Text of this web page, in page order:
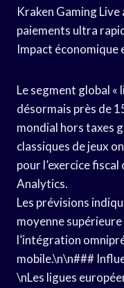
Kraken Gaming
paiements ultra
Impact économique
Le segment global
désormais près de
mondial hors taxes
classiques de jeux
pour l’exercice
Analytics.
Les prévisions
moyenne
l’intégration
mobile.\n\n###
\nLes ligues